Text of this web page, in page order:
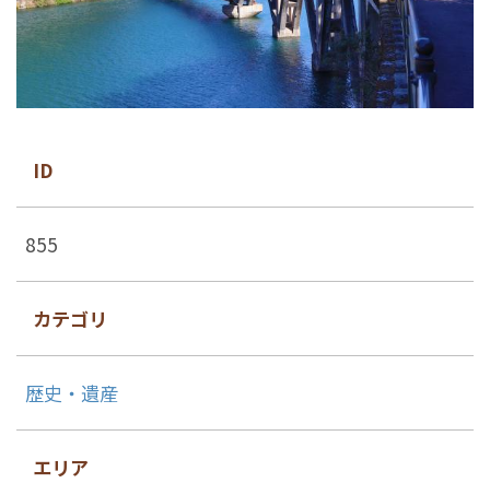
ID
855
カテゴリ
歴史・遺産
エリア